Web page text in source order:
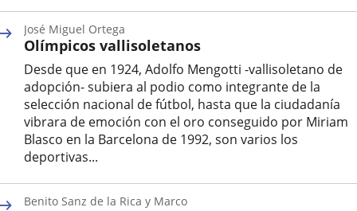
Olímpicos vallisoletanos
Desde que en 1924, Adolfo Mengotti -vallisoletano de
adopción- subiera al podio como integrante de la
selección nacional de fútbol, hasta que la ciudadanía
vibrara de emoción con el oro conseguido por Miriam
Blasco en la Barcelona de 1992, son varios los
deportivas...
José Miguel Ortega
Benito Sanz de la Rica y Marco